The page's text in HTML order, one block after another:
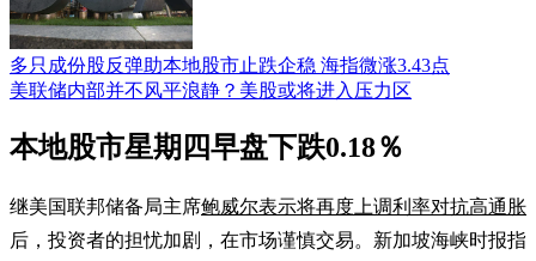
多只成份股反弹助本地股市止跌企稳 海指微涨3.43点
美联储内部并不风平浪静？美股或将进入压力区
本地股市星期四早盘下跌0.18％
继美国联邦储备局主席鲍威尔表示将再度上调利率对抗高通胀
后，投资者的担忧加剧，在市场谨慎交易。新加坡海峡时报指